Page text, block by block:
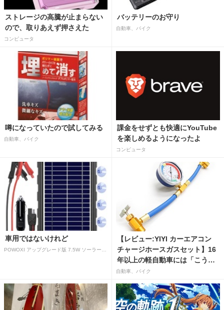
ストレージの高騰が止まらない
ので、取りあえず押さえた
コンピュータ
バッテリーのお守り
自動車、バイク
噂になっていたので試してみる
自動車、バイク
課金をせずとも快適にYouTube
を楽しめるようになったよ
コンピュータ
車用ではないけれど
POWOXI アップグレード版 7.5W ソーラーバッテリートリクルチャージャーメンテナー 12V ポータブル防水ソーラーパネル トリクル充電キット 車、自動車、オートバイ、ボート、マリン、RV、トレーラー、スノーモービルなど用
【レビュー:YIYI カーエアコン
チャージホースガスセット】16
年以上の軽自動車には「こうか
はばつぐんだ」が…
自動車、バイク